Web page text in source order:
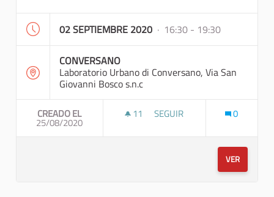
02 SEPTIEMBRE 2020 · 16:30 - 19:30
CONVERSANO
Laboratorio Urbano di Conversano, Via San
Giovanni Bosco s.n.c
CREADO EL
25/08/2020
11 11 SEGUIDORAS
SEGUIR 0
VER